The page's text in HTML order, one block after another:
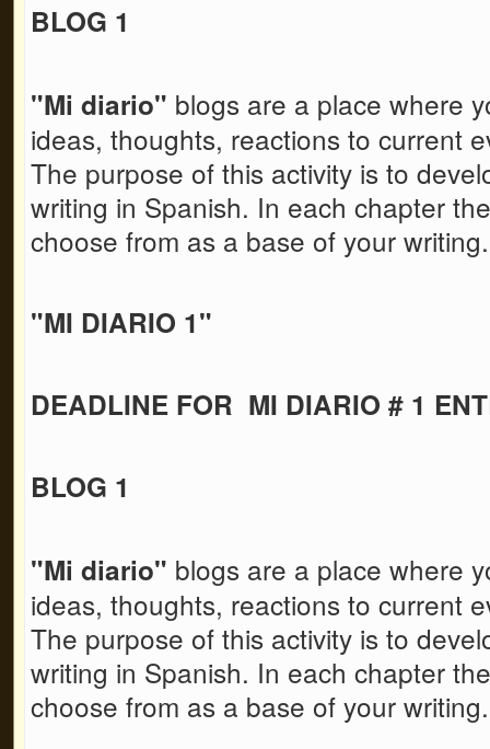
BLOG 1
"Mi diario" blogs are a place where
ideas, thoughts, reactions to current
The purpose of this activity is to
writing in Spanish. In each chapter
choose from as a base of your
"MI DIARIO 1"
DEADLINE FOR MI DIARIO # 1
BLOG 1
"Mi diario" blogs are a place where
ideas, thoughts, reactions to current
The purpose of this activity is to
writing in Spanish. In each chapter
choose from as a base of your